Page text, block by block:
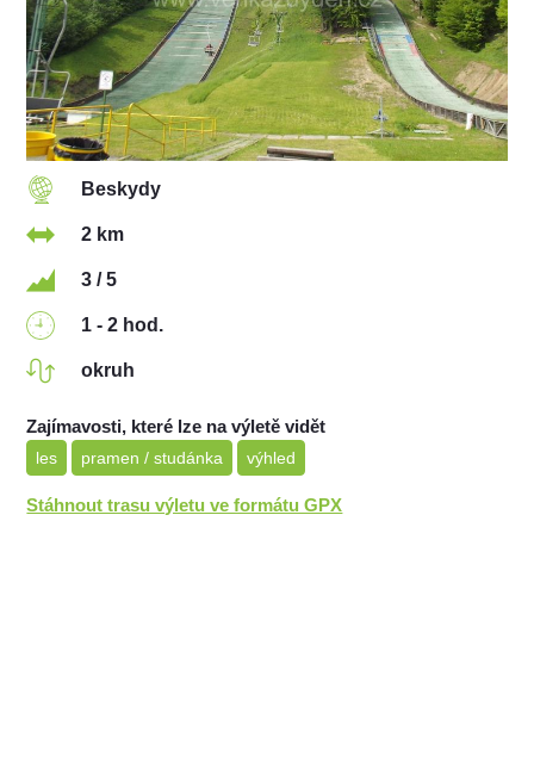
Beskydy
2 km
3 / 5
1 - 2 hod.
okruh
Zajímavosti, které lze na výletě vidět
les pramen / studánka výhled
Stáhnout trasu výletu ve formátu GPX